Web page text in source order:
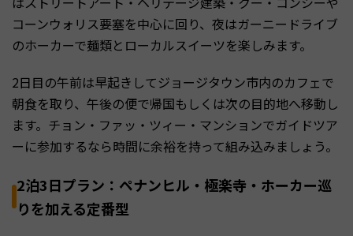
コーンウォリス要塞を中心に回り、夜はガーニードライブ
のホーカーで麺類とローカルスイーツを楽しみます。
2日目の午前は早起きしてジョージタウン市内のカフェで
朝食を取り、午後の便で帰国もしくは次の目的地へ移動し
ます。チョン・ファッ・ツィー・マンションでガイドツア
ーに参加するなら時間に余裕を持って組み込みましょう。
2泊3日プラン：ペナンヒル・極楽寺・ホーカー巡
りを加える定番型